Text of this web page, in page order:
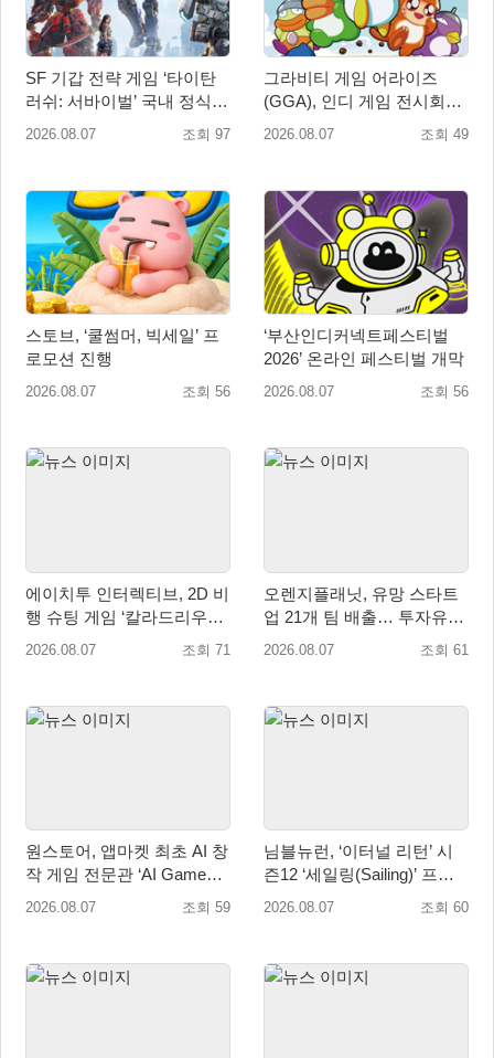
SF 기갑 전략 게임 ‘타이탄
러쉬: 서바이벌’ 국내 정식
출시
2026.08.07 조회 97
그라비티 게임 어라이즈
(GGA), 인디 게임 전시회
‘도쿄 게임 던전 13’ 참가!
2026.08.07 조회 49
스토브, ‘쿨썸머, 빅세일’ 프
로모션 진행
2026.08.07 조회 56
‘부산인디커넥트페스티벌
2026’ 온라인 페스티벌 개막
2026.08.07 조회 56
에이치투 인터렉티브, 2D 비
행 슈팅 게임 ‘칼라드리우스
2/다크 엘레멘트’ 올 겨울 전
2026.08.07 조회 71
오렌지플래닛, 유망 스타트
업 21개 팀 배출… 투자유치∙
매출성장 성과 눈길
2026.08.07 조회 61
원스토어, 앱마켓 최초 AI 창
작 게임 전문관 ‘AI Games’
오픈
2026.08.07 조회 59
님블뉴런, ‘이터널 리턴’ 시
즌12 ‘세일링(Sailing)’ 프리
시즌 시작
2026.08.07 조회 60